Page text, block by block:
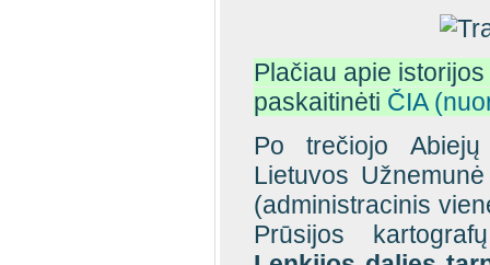
Plačiau apie
paskaitinėti ČIA
Po trečiojo
Lietuvos
(administracinis
Prūsijos